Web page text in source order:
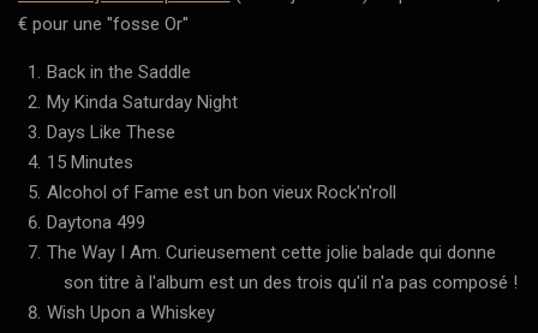
€ pour une ''fosse Or''
Back in the Saddle
My Kinda Saturday Night
Days Like These
15 Minutes
Alcohol of Fame est un bon vieux Rock'n'roll
Daytona 499
The Way I Am. Curieusement cette jolie balade qui donne
son titre à l'album est un des trois qu'il n'a pas composé !
Wish Upon a Whiskey